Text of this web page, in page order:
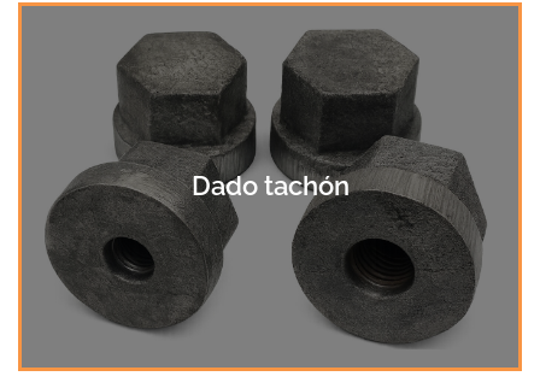
Dado tachón